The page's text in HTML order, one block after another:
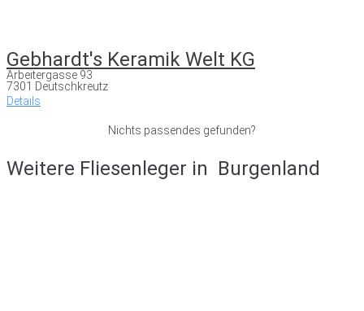
Gebhardt's Keramik Welt KG
Arbeitergasse 93
7301 Deutschkreutz
Details
Nichts passendes gefunden?
Weitere Fliesenleger in Burgenland